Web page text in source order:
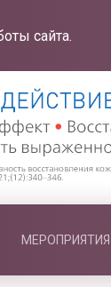
сайта.
МЕРОПРИЯТИЯ